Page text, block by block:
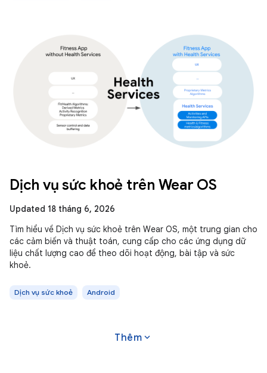
Dịch vụ sức khoẻ trên Wear OS
Updated 18 tháng 6, 2026
Tìm hiểu về Dịch vụ sức khoẻ trên Wear OS, một trung gian cho
các cảm biến và thuật toán, cung cấp cho các ứng dụng dữ
liệu chất lượng cao để theo dõi hoạt động, bài tập và sức
khoẻ.
Dịch vụ sức khoẻ Android
Thêm expand_more